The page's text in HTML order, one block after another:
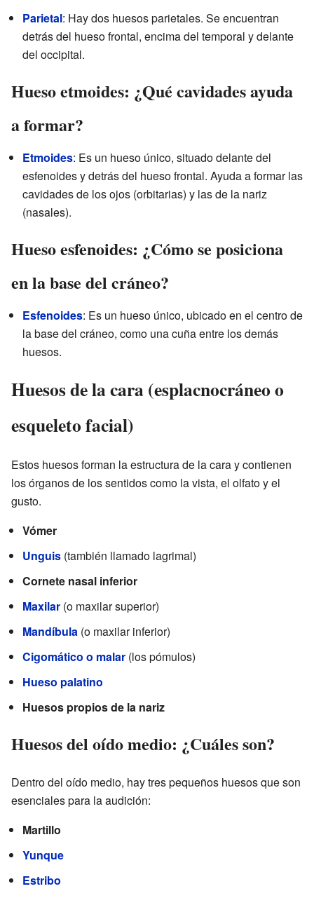
Parietal: Hay dos huesos parietales. Se encuentran
detrás del hueso frontal, encima del temporal y delante
del occipital.
Hueso etmoides: ¿Qué cavidades ayuda
a formar?
Etmoides: Es un hueso único, situado delante del
esfenoides y detrás del hueso frontal. Ayuda a formar las
cavidades de los ojos (orbitarias) y las de la nariz
(nasales).
Hueso esfenoides: ¿Cómo se posiciona
en la base del cráneo?
Esfenoides: Es un hueso único, ubicado en el centro de
la base del cráneo, como una cuña entre los demás
huesos.
Huesos de la cara (esplacnocráneo o
esqueleto facial)
Estos huesos forman la estructura de la cara y contienen
los órganos de los sentidos como la vista, el olfato y el
gusto.
Vómer
Unguis (también llamado lagrimal)
Cornete nasal inferior
Maxilar (o maxilar superior)
Mandíbula (o maxilar inferior)
Cigomático o malar (los pómulos)
Hueso palatino
Huesos propios de la nariz
Huesos del oído medio: ¿Cuáles son?
Dentro del oído medio, hay tres pequeños huesos que son
esenciales para la audición:
Martillo
Yunque
Estribo